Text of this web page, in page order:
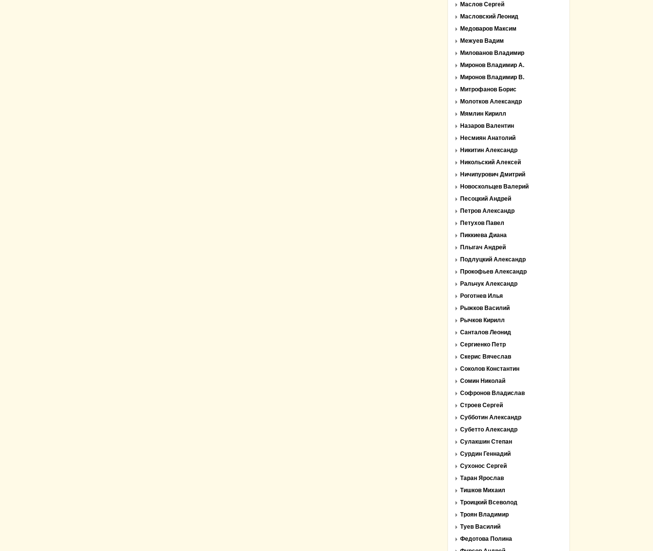
Маслов Сергей
Масловский Леонид
Медоваров Максим
Межуев Вадим
Милованов Владимир
Миронов Владимир А.
Миронов Владимир В.
Митрофанов Борис
Молотков Александр
Мямлин Кирилл
Назаров Валентин
Несмиян Анатолий
Никитин Александр
Никольский Алексей
Ничипурович Дмитрий
Новоскольцев Валерий
Песоцкий Андрей
Петров Александр
Петухов Павел
Пиккиева Диана
Плыгач Андрей
Подлуцкий Александр
Прокофьев Александр
Ральчук Александр
Роготнев Илья
Рыжков Василий
Рычков Кирилл
Санталов Леонид
Сергиенко Петр
Скерис Вячеслав
Соколов Константин
Сомин Николай
Софронов Владислав
Строев Сергей
Субботин Александр
Субетто Александр
Сулакшин Степан
Сурдин Геннадий
Сухонос Сергей
Таран Ярослав
Тишков Михаил
Троицкий Всеволод
Троян Владимир
Туев Василий
Федотова Полина